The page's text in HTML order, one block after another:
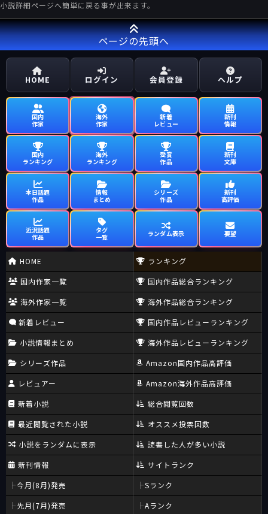
小説詳細ページへ簡単に戻る事が出来ます。
ページの先頭へ
HOME ログイン 会員登録 ヘルプ
国内
作家
海外
作家
新着
レビュー
新刊
情報
国内
ランキング
海外
ランキング
受賞
作品
新刊
文庫
本日話題
作品
情報
まとめ
シリーズ
作品
新刊
高評価
近況話題
作品
タグ
一覧
ランダム表示 要望
HOME
国内作家一覧
海外作家一覧
新着レビュー
小説情報まとめ
シリーズ作品
レビュアー
新着小説
最近閲覧された小説
小説をランダムに表示
新刊情報
今月(8月)発売
先月(7月)発売
ランキング
国内作品総合ランキング
海外作品総合ランキング
国内作品レビューランキング
海外作品レビューランキング
Amazon国内作品高評価
Amazon海外作品高評価
総合閲覧回数
オススメ投票回数
読書した人が多い小説
サイトランク
Sランク
Aランク